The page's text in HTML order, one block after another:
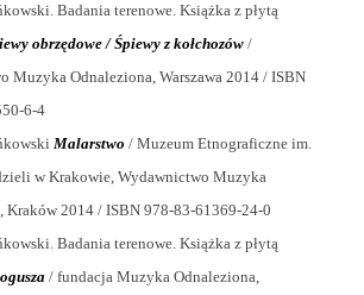
Badania terenowe. Książka z płytą
obrzędowe / Śpiewy z kołchozów/
Muzyka Odnaleziona, Warszawa 2014 / ISBN
6-4
Malarstwo / Muzeum Etnograficzne im.
w Krakowie, Wydawnictwo Muzyka
Kraków 2014 / ISBN 978-83-61369-24-0
Badania terenowe. Książka z płytą
/ fundacja Muzyka Odnaleziona,